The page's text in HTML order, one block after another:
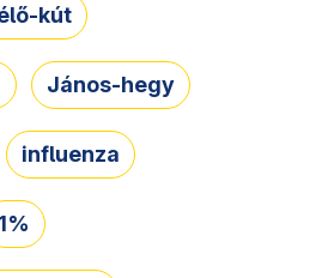
kút
János-hegy
influenza
1%